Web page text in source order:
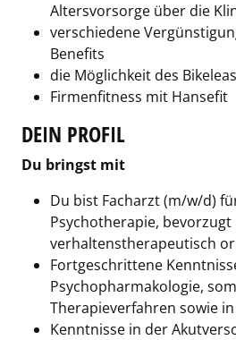
Altersvorsorge über die
verschiedene
Benefits
die Möglichkeit des
Firmenfitness mit Hansefit
DEIN PROFIL
Du bringst mit
Du bist Facharzt (m/w/d)
Psychotherapie, bevorzugt
verhaltenstherapeutisch
Fortgeschrittene
Psychopharmakologie,
Therapieverfahren sowie
Kenntnisse in der